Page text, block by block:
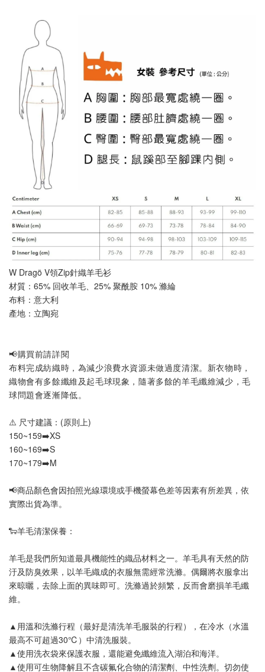
W Dragö V領Zip針織羊毛衫
材質：65% 回收羊毛、25% 聚酰胺 10% 滌綸
布料：意大利
產地：立陶宛
📢購買前請詳閱
布料完成紡織時，為減少浪費水資源未做過度清潔。新衣物時，
織物會有多餘纖維及起毛球現象，隨著多餘的羊毛纖維減少，毛
球問題會逐漸降低。
⚠️ 尺寸建議：(原則上)
150~159➡️XS
160~169➡️S
170~179➡️M
📢商品顏色會因拍照光線環境或手機螢幕色差等因素有所差異，依
實際出貨為準。
🐑羊毛清潔保養：
羊毛是我們所知道最具機能性的織品材料之一。羊毛具有天然的防
汙及防臭效果，以羊毛織成的衣服無需經常洗滌。偶爾將衣服拿出
來晾曬，去除上面的異味即可。洗滌過於頻繁，反而會磨損羊毛纖
維。
▲用溫和洗滌行程（最好是清洗羊毛服裝的行程），在冷水（水溫
最高不可超過30℃）中清洗服裝。
▲使用洗衣袋來保護衣服，還能避免纖維流入湖泊和海洋。
▲使用可生物降解且不含碳氟化合物的清潔劑、中性洗劑。切勿使